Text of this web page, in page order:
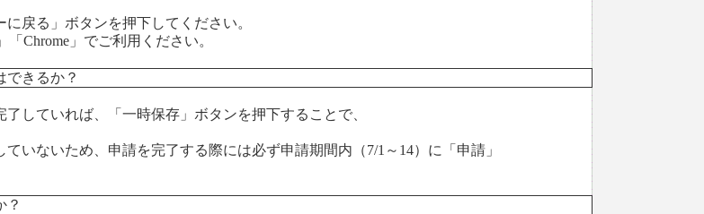
戻る」ボタンを押下してください。
Chrome」でご利用ください。
きるか？
していれば、「一時保存」ボタンを押下することで、
いため、申請を完了する際には必ず申請期間内（7/1～14）に「申請」
？